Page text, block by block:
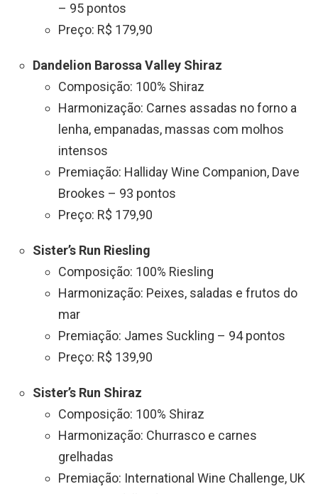
– 95 pontos
Preço: R$ 179,90
Dandelion Barossa Valley Shiraz
Composição: 100% Shiraz
Harmonização: Carnes assadas no forno a
lenha, empanadas, massas com molhos
intensos
Premiação: Halliday Wine Companion, Dave
Brookes – 93 pontos
Preço: R$ 179,90
Sister’s Run Riesling
Composição: 100% Riesling
Harmonização: Peixes, saladas e frutos do
mar
Premiação: James Suckling – 94 pontos
Preço: R$ 139,90
Sister’s Run Shiraz
Composição: 100% Shiraz
Harmonização: Churrasco e carnes
grelhadas
Premiação: International Wine Challenge, UK